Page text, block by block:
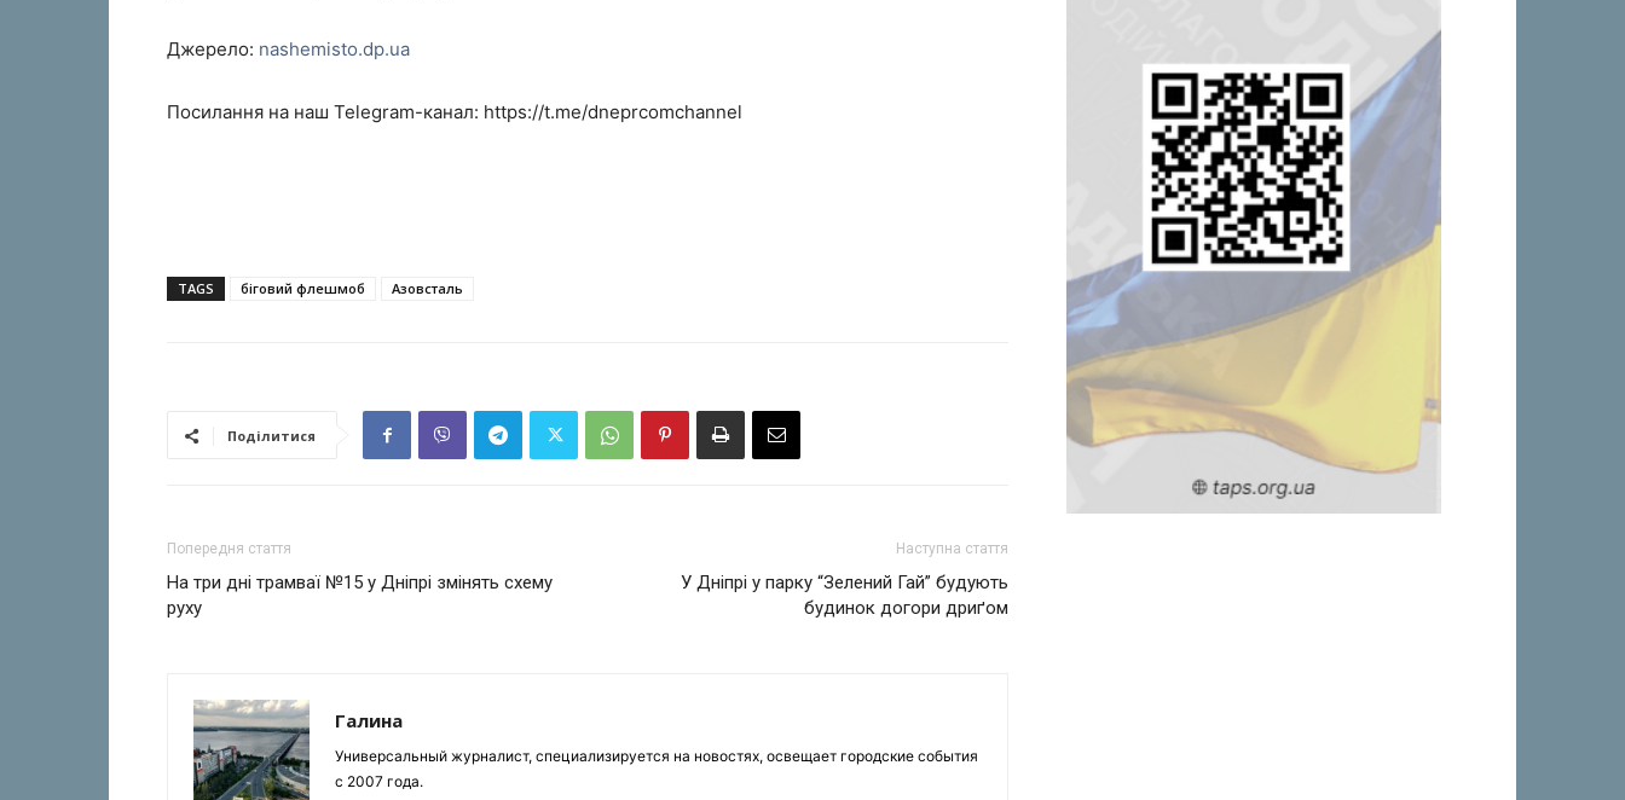
Джерело: nashemisto.dp.ua
Посилання на наш Telegram-канал: https://t.me/dneprcomchannel
TAGS біговий флешмоб Азовсталь
Поділитися
Попередня стаття
На три дні трамваї №15 у Дніпрі змінять схему
руху
Наступна стаття
У Дніпрі у парку “Зелений Гай” будують
будинок догори дриґом
Галина
Универсальный журналист, специализируется на новостях, освещает городские события
с 2007 года.